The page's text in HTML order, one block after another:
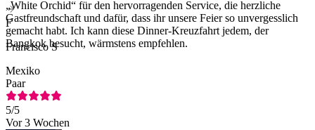
„White Orchid“ für den hervorragenden Service, die herzliche
Gastfreundschaft und dafür, dass ihr unsere Feier so unvergesslich
gemacht habt. Ich kann diese Dinner-Kreuzfahrt jedem, der
Bangkok besucht, wärmstens empfehlen.
F
Francisco S
Mexiko
Paar
5/5
Vor 3 Wochen